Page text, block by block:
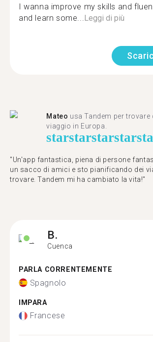
I wanna improve my skills and
and learn some...Leggi di più
Mateo usa Tandem per trovare
viaggio in Europa.
starstarstarstar
"Un'app fantastica, piena di persone
un sacco di amici e sto pianificando dei
trovare. Tandem mi ha cambiato la vita!"
B.
Cuenca
PARLA CORRENTEMENTE
Spagnolo
IMPARA
Francese